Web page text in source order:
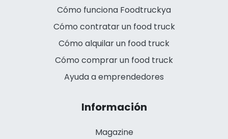
Cómo funciona Foodtruckya
Cómo contratar un food truck
Cómo alquilar un food truck
Cómo comprar un food truck
Ayuda a emprendedores
Información
Magazine